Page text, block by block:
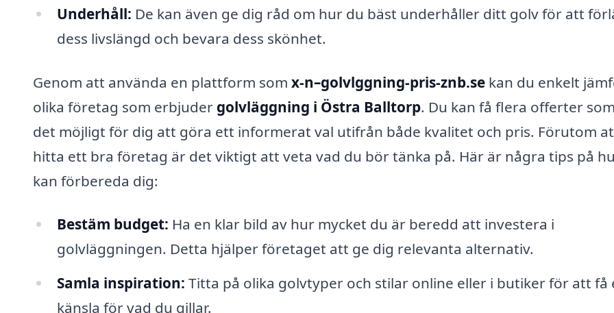
Underhåll: De kan även ge dig råd om hur du bäst underhåller ditt golv för att
dess livslängd och bevara dess skönhet.
Genom att använda en plattform som x-n–golvlggning-pris-znb.se kan du enkelt
olika företag som erbjuder golvläggning i Östra Balltorp. Du kan få flera offerter
det möjligt för dig att göra ett informerat val utifrån både kvalitet och pris. Förutom
hitta ett bra företag är det viktigt att veta vad du bör tänka på. Här är några tips på
kan förbereda dig:
Bestäm budget: Ha en klar bild av hur mycket du är beredd att investera i
golvläggningen. Detta hjälper företaget att ge dig relevanta alternativ.
Samla inspiration: Titta på olika golvtyper och stilar online eller i butiker för att få
känsla för vad du gillar.